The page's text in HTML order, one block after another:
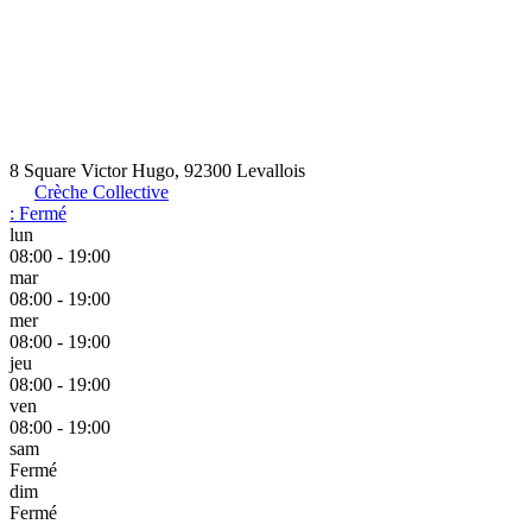
8 Square Victor Hugo, 92300 Levallois
Crèche Collective
: Fermé
lun
08:00 - 19:00
mar
08:00 - 19:00
mer
08:00 - 19:00
jeu
08:00 - 19:00
ven
08:00 - 19:00
sam
Fermé
dim
Fermé